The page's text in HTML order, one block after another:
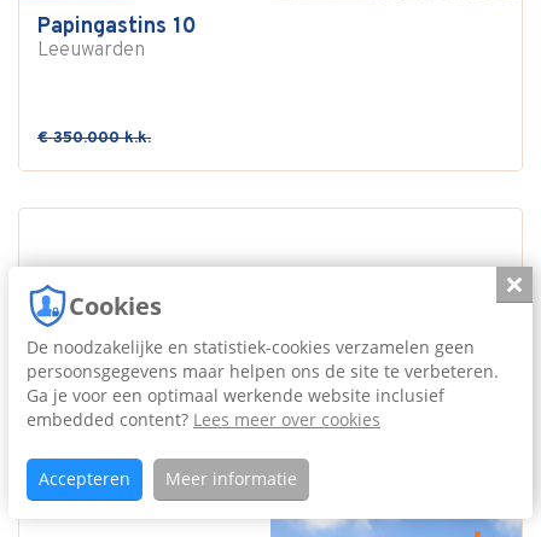
Papingastins 10
Leeuwarden
€ 350.000 k.k.
Cookies
De noodzakelijke en statistiek-cookies verzamelen geen
persoonsgegevens maar helpen ons de site te verbeteren.
Ga je voor een optimaal werkende website inclusief
embedded content? Lees meer over cookies
Accepteren Meer informatie